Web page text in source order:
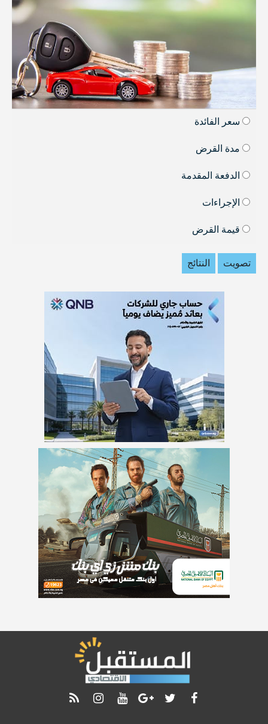
سعر الفائدة
مدة القرض
الدفعة المقدمة
الإجراءات
قيمة القرض
تصويت النتائج